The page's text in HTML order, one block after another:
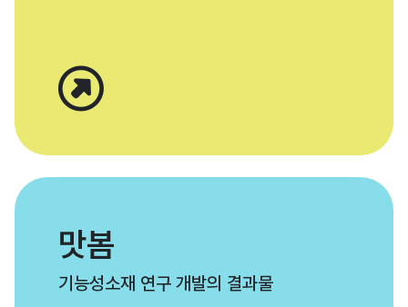
맛봄
기능성소재 연구 개발의 결과물